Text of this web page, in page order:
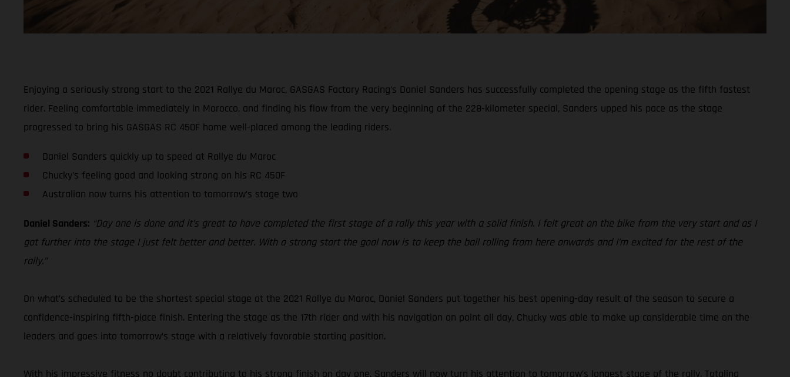
Enjoying a seriously strong start to the 2021 Rallye du Maroc, GASGAS Factory Racing’s Daniel Sanders has successfully completed the opening stage as the fifth fastest
rider. Feeling comfortable immediately in Morocco, and finding his flow from the very beginning of the 228-kilometer special, Sanders upped his pace as the stage
progressed to bring his GASGAS RC 450F home well-placed among the leading riders.
Daniel Sanders quickly up to speed at Rallye du Maroc
Chucky’s feeling good and looking strong on his RC 450F
Australian now turns his attention to tomorrow’s stage two
Daniel Sanders: “Day one is done and it’s great to have completed the first stage of a rally this year with a solid finish. I felt great on the bike from the very start and as I
got further into the stage I just felt better and better. With a strong start the goal now is to keep the ball rolling from here onwards and I’m excited for the rest of the
rally.”
On what’s scheduled to be the shortest special stage at the 2021 Rallye du Maroc, Daniel Sanders put together his best opening-day result of the season to secure a
confidence-inspiring fifth-place finish. Entering the stage as the 17th rider and with his navigation on point all day, Chucky was able to make up considerable time on the
leaders and goes into tomorrow’s stage with a relatively favorable starting position.
With his impressive fitness no doubt contributing to his strong finish on day one, Sanders will now turn his attention to tomorrow’s longest stage of the rally. Totaling